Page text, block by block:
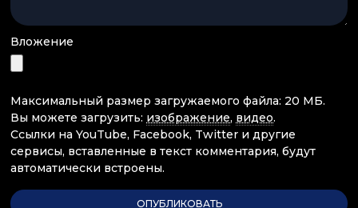
Вложение
Максимальный размер загружаемого файла: 20 МБ.
Вы можете загрузить: изображение, видео.
Ссылки на YouTube, Facebook, Twitter и другие
сервисы, вставленные в текст комментария, будут
автоматически встроены.